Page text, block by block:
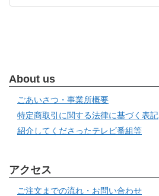
About us
ごあいさつ・事業所概要
特定商取引に関する法律に基づく表記
紹介してくださったテレビ番組等
アクセス
ご注文までの流れ・お問い合わせ